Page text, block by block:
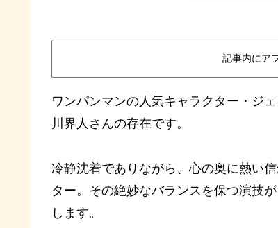
記事内にア
ワンパンマンの人気キャラクター・ジ
川界人さんの存在です。
冷静沈着でありながら、心の奥に熱い
ター。その絶妙なバランスを保つ演技
します。